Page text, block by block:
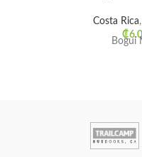
Costa Rica,
₡
Bogui